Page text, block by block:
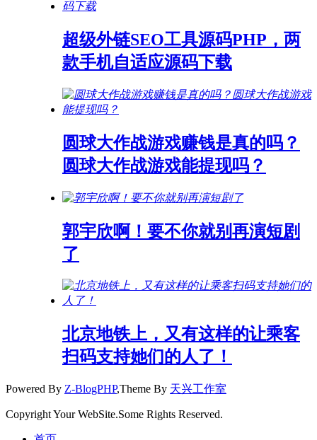
超级外链SEO工具源码PHP，两
款手机自适应源码下载
圆球大作战游戏赚钱是真的吗？
圆球大作战游戏能提现吗？
郭宇欣啊！要不你就别再演短剧
了
北京地铁上，又有这样的让乘客
扫码支持她们的人了！
Powered By Z-BlogPHP,Theme By 天兴工作室
Copyright Your WebSite.Some Rights Reserved.